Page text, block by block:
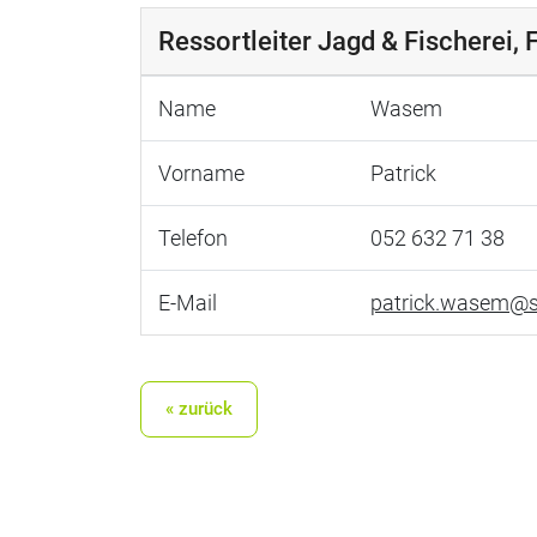
Ressortleiter Jagd & Fischerei,
Name Wasem
Vorname Patrick
Telefon 052 632 71 38
E-Mail
« zurück